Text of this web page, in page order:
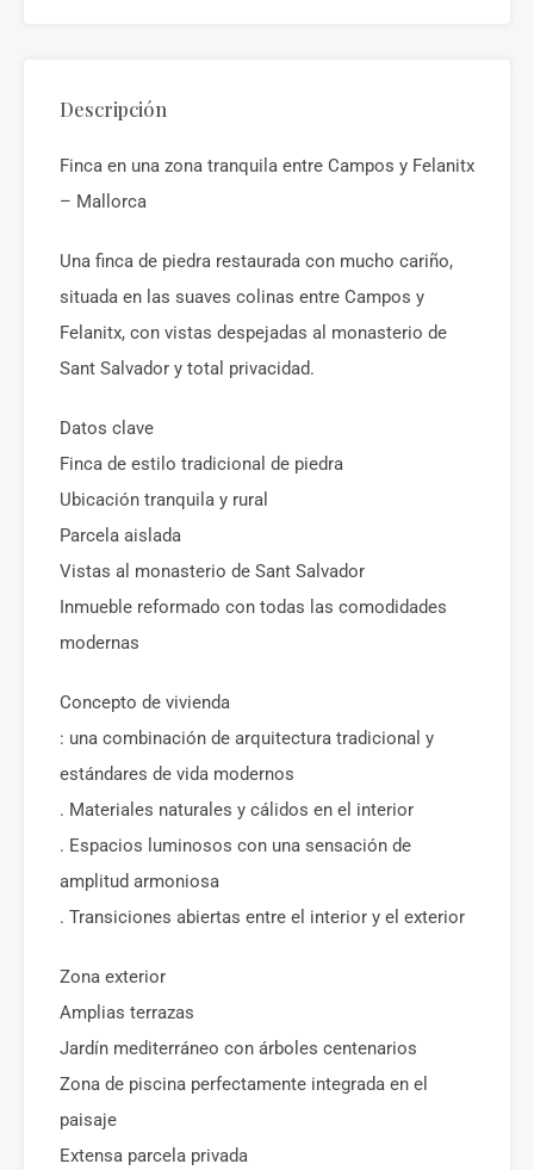
Descripción
Finca en una zona tranquila entre Campos y Felanitx
– Mallorca
Una finca de piedra restaurada con mucho cariño,
situada en las suaves colinas entre Campos y
Felanitx, con vistas despejadas al monasterio de
Sant Salvador y total privacidad.
Datos clave
Finca de estilo tradicional de piedra
Ubicación tranquila y rural
Parcela aislada
Vistas al monasterio de Sant Salvador
Inmueble reformado con todas las comodidades
modernas
Concepto de vivienda
: una combinación de arquitectura tradicional y
estándares de vida modernos
. Materiales naturales y cálidos en el interior
. Espacios luminosos con una sensación de
amplitud armoniosa
. Transiciones abiertas entre el interior y el exterior
Zona exterior
Amplias terrazas
Jardín mediterráneo con árboles centenarios
Zona de piscina perfectamente integrada en el
paisaje
Extensa parcela privada